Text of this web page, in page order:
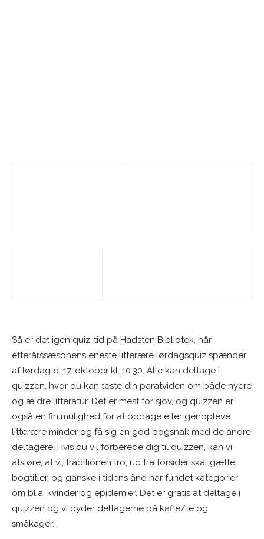
Så er det igen quiz-tid på Hadsten Bibliotek, når
efterårssæsonens eneste litterære lørdagsquiz spænder
af lørdag d. 17. oktober kl. 10.30. Alle kan deltage i
quizzen, hvor du kan teste din paratviden om både nyere
og ældre litteratur. Det er mest for sjov, og quizzen er
også en fin mulighed for at opdage eller genopleve
litterære minder og få sig en god bogsnak med de andre
deltagere. Hvis du vil forberede dig til quizzen, kan vi
afsløre, at vi, traditionen tro, ud fra forsider skal gætte
bogtitler, og ganske i tidens ånd har fundet kategorier
om bl.a. kvinder og epidemier. Det er gratis at deltage i
quizzen og vi byder deltagerne på kaffe/te og
småkager.